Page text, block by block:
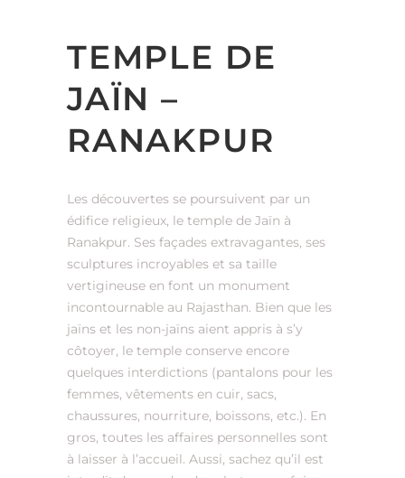
TEMPLE DE
JAÏN –
RANAKPUR
Les découvertes se poursuivent par un
édifice religieux, le temple de Jaïn à
Ranakpur. Ses façades extravagantes, ses
sculptures incroyables et sa taille
vertigineuse en font un monument
incontournable au Rajasthan. Bien que les
jaïns et les non-jaïns aient appris à s’y
côtoyer, le temple conserve encore
quelques interdictions (pantalons pour les
femmes, vêtements en cuir, sacs,
chaussures, nourriture, boissons, etc.). En
gros, toutes les affaires personnelles sont
à laisser à l’accueil. Aussi, sachez qu’il est